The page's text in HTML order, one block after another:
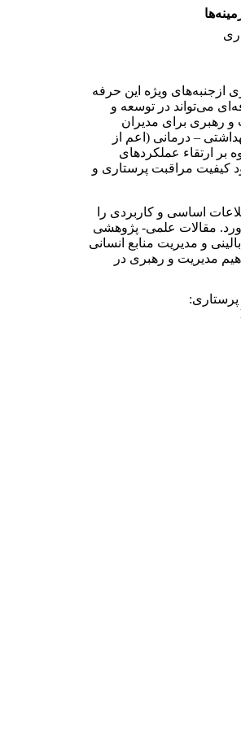
ازجنبه‌های ویژه این حرفه
می‌تواند در توسعه و
و رهبری برای مدیران
– درمانی (اعم از
بر ارتقاء عملکردهای
کیفیت مراقبت پرستاری و
اساسی و کاربردی را
مقالات علمی- پژوهشی
و مدیریت منابع انسانی
مدیریت و رهبری در